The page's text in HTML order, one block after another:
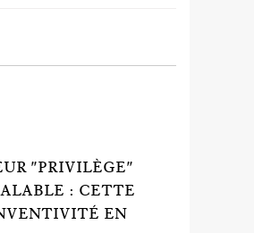
"PRIVILÈGE"
: CETTE
EN